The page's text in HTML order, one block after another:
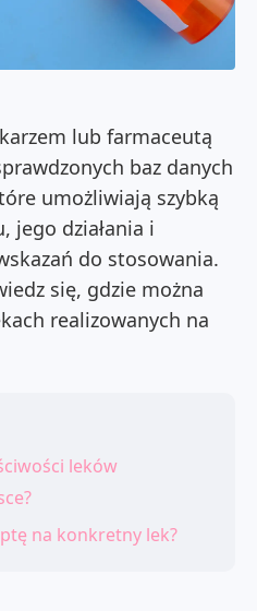
lub farmaceutą
baz danych
umożliwiają szybką
jego działania i
do stosowania.
się, gdzie można
realizowanych na
leków
na konkretny lek?